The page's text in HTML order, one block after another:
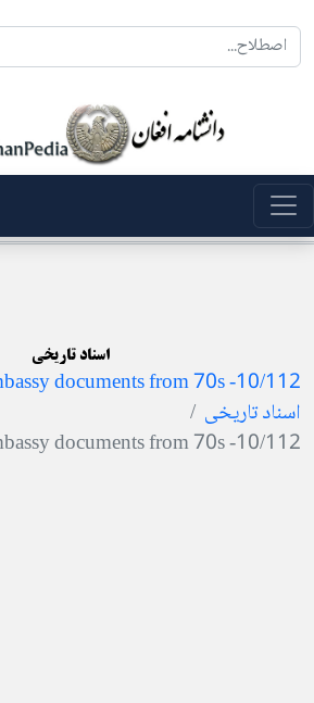
اسناد تاریخی
10/112- american embassy documents from 70s
اسناد تاریخی
10/112- american embassy documents from 70s